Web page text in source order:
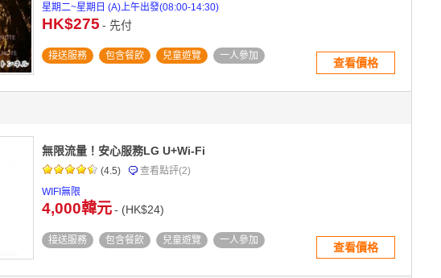
星期二~星期日 (A)上午出發(08:00-14:30)
HK$275 - 先付
接送服務 包含餐飲 兒童遊覽 一人參加
查看價格
無限流量！安心服務LG U+Wi-Fi
(4.5) 查看點評(2)
WIFI無限
4,000韓元- (HK$24)
接送服務 包含餐飲 兒童遊覽 一人參加
查看價格